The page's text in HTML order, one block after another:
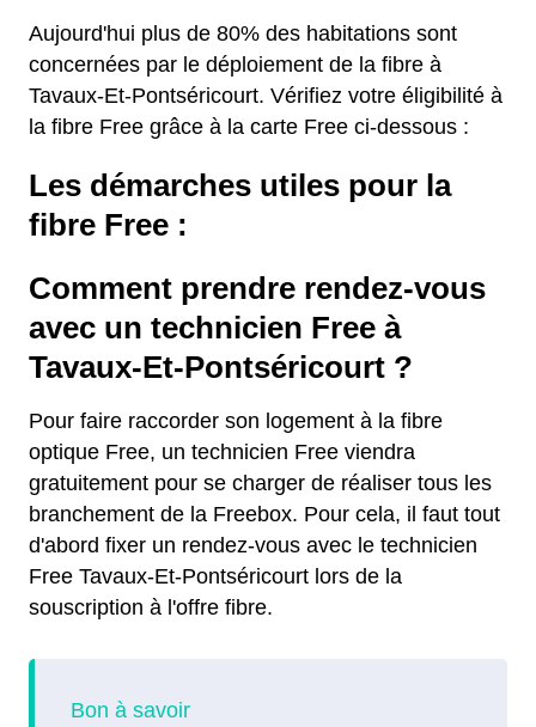
Aujourd'hui plus de 80% des habitations sont
concernées par le déploiement de la fibre à
Tavaux-Et-Pontséricourt. Vérifiez votre éligibilité à
la fibre Free grâce à la carte Free ci-dessous :
Les démarches utiles pour la
fibre Free :
Comment prendre rendez-vous
avec un technicien Free à
Tavaux-Et-Pontséricourt ?
Pour faire raccorder son logement à la fibre
optique Free, un technicien Free viendra
gratuitement pour se charger de réaliser tous les
branchement de la Freebox. Pour cela, il faut tout
d'abord fixer un rendez-vous avec le technicien
Free Tavaux-Et-Pontséricourt lors de la
souscription à l'offre fibre.